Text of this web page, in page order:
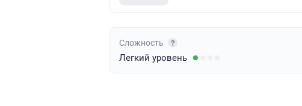
Сложность
Легкий уровень